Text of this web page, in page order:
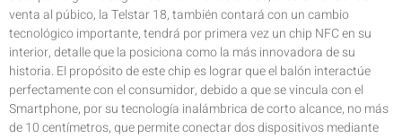
venta al púbico, la Telstar 18, también contará con un cambio
tecnológico importante, tendrá por primera vez un chip NFC en su
interior, detalle que la posiciona como la más innovadora de su
historia. El propósito de este chip es lograr que el balón interactúe
perfectamente con el consumidor, debido a que se vincula con el
Smartphone, por su tecnología inalámbrica de corto alcance, no más
de 10 centímetros, que permite conectar dos dispositivos mediante